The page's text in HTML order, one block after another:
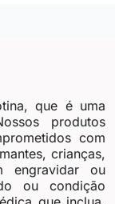
que é uma
produtos
com
crianças,
engravidar ou
ou condição